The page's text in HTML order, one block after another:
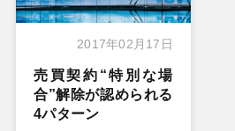
2017年02月17日
売買契約“特別な場
合”解除が認められる
4パターン